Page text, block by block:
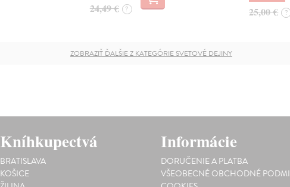
24,49 € ? 25,00 € ?
ZOBRAZIŤ ĎALŠIE Z KATEGÓRIE SVETOVÉ DEJINY
Kníhkupectvá
BRATISLAVA
KOŠICE
Informácie
DORUČENIE A PLATBA
VŠEOBECNÉ OBCHODNÉ